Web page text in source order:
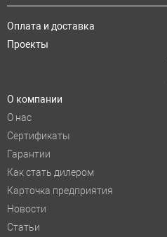
Оплата и доставка
Проекты
О компании
О нас
Сертификаты
Гарантии
Как стать дилером
Карточка предприятия
Новости
Статьи